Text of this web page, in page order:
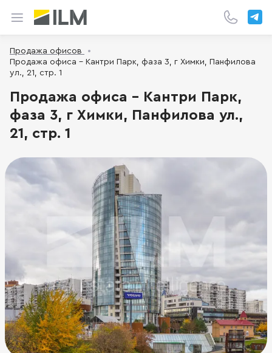
Продажа офисов
Продажа офиса - Кантри Парк, фаза 3, г Химки, Панфилова
ул., 21, стр. 1
Продажа офиса - Кантри Парк,
фаза 3, г Химки, Панфилова ул.,
21, стр. 1